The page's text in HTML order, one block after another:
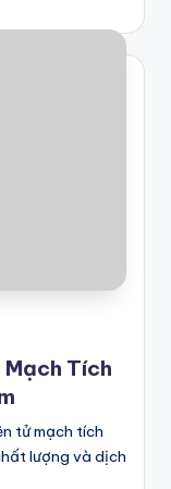
Mạch Tích
tử mạch tích
lượng và dịch